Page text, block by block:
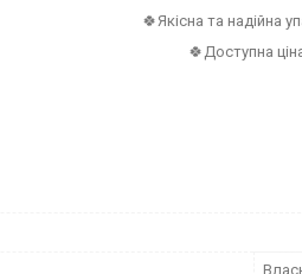
🍀Якісна та надійна
🍀Доступна